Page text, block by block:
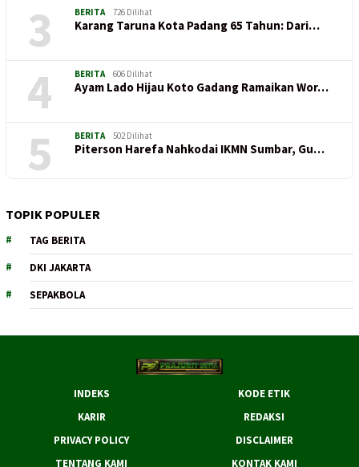
3 BERITA 726 Dilihat
Karang Taruna Kota Padang 65 Tahun: Dari…
4 BERITA 606 Dilihat
Ayam Lado Hijau Koto Gadang Ramaikan Wor…
5 BERITA 502 Dilihat
Piterson Harefa Nahkodai IKMN Sumbar, Gu…
TOPIK POPULER
TAG BERITA
DKI JAKARTA
SEPAKBOLA
INDEKS
KODE ETIK
KARIR
REDAKSI
PRIVACY POLICY
DISCLAIMER
TENTANG KAMI
KONTAK KAMI